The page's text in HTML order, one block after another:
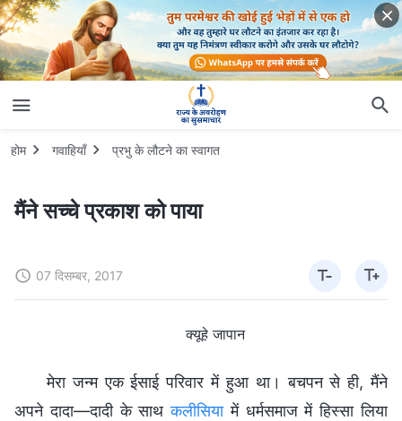
होम गवाहियाँ प्रभु के लौटने का स्वागत
मैंने सच्चे प्रकाश को पाया
07 दिसम्बर, 2017
क्यूहे जापान
मेरा जन्म एक ईसाई परिवार में हुआ था। बचपन से ही, मैंने
अपने दादा—दादी के साथकलीसियामें धर्मसमाज में हिस्सा लिया